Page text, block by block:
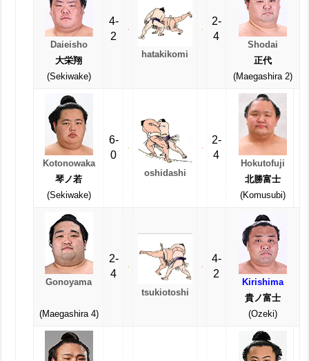
Daieisho
大栄翔
(Sekiwake)
4-
2
hatakikomi
2-
4
Shodai
正代
(Maegashira 2)
Kotonowaka
琴ノ若
(Sekiwake)
6-
0
oshidashi
2-
4
Hokutofuji
北勝富士
(Komusubi)
Gonoyama
(Maegashira 4)
2-
4
tsukiotoshi
4-
2
Kirishima
貴ノ富士
(Ozeki)